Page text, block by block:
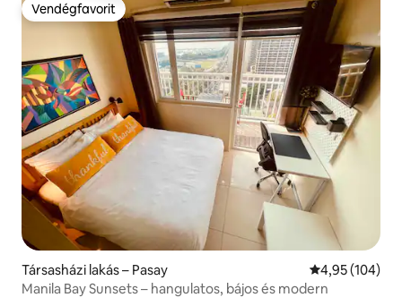
Vendégfavorit
Vendégfavorit
Társasházi lakás – Pasay Átlagos
4,95 (104)
Manila Bay Sunsets – hangulatos, bájos és modern